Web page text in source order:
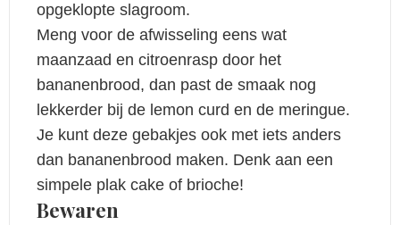
opgeklopte slagroom.
Meng voor de afwisseling eens wat
maanzaad en citroenrasp door het
bananenbrood, dan past de smaak nog
lekkerder bij de lemon curd en de meringue.
Je kunt deze gebakjes ook met iets anders
dan bananenbrood maken. Denk aan een
simpele plak cake of brioche!
Bewaren